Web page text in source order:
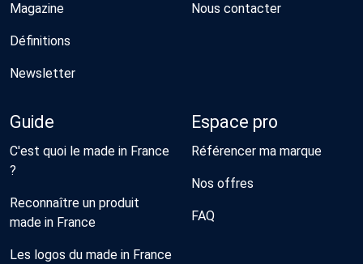
Magazine
Définitions
Newsletter
Nous contacter
Guide
C'est quoi le made in France
?
Reconnaître un produit
made in France
Les logos du made in France
Espace pro
Référencer ma marque
Nos offres
FAQ